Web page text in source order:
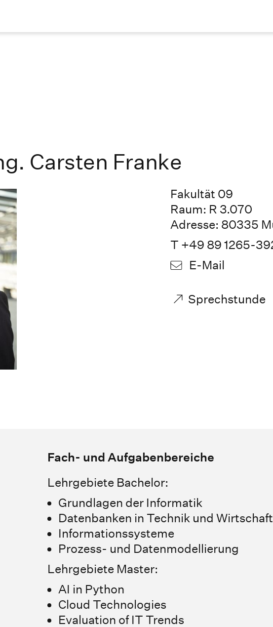
Carsten Franke
Fakultät 09
Raum: R 3.070
Adresse: 80335
T +49 89 1265-
E-Mail
Sprechstunde
Fach- und Aufgabenbereiche
Lehrgebiete Bachelor:
Grundlagen der Informatik
Datenbanken in Technik und Wirtschaft
Informationssysteme
Prozess- und Datenmodellierung
Lehrgebiete Master:
AI in Python
Cloud Technologies
Evaluation of IT Trends